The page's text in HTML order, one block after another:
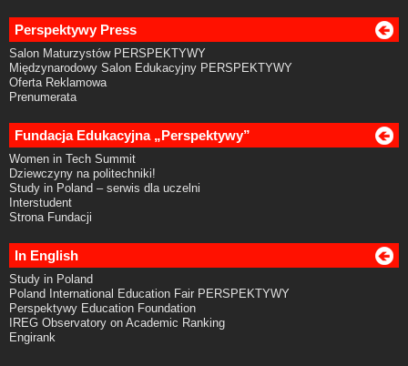
Perspektywy Press
Salon Maturzystów PERSPEKTYWY
Międzynarodowy Salon Edukacyjny PERSPEKTYWY
Oferta Reklamowa
Prenumerata
Fundacja Edukacyjna „Perspektywy”
Women in Tech Summit
Dziewczyny na politechniki!
Study in Poland – serwis dla uczelni
Interstudent
Strona Fundacji
In English
Study in Poland
Poland International Education Fair PERSPEKTYWY
Perspektywy Education Foundation
IREG Observatory on Academic Ranking
Engirank